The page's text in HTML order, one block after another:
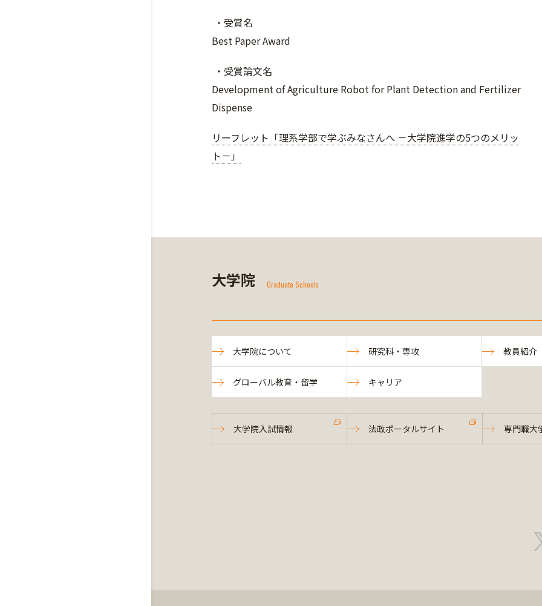
・受賞名
Best Paper Award
・受賞論文名
Development of Agriculture Robot for Plant Detection and Fertilizer
Dispense
リーフレット「理系学部で学ぶみなさんへ －大学院進学の5つのメリッ
ト－」
大学院 Graduate Schools
大学院について 研究科・専攻 教員紹介
グローバル教育・留学 キャリア
大学院入試情報 法政ポータルサイト 専門職大